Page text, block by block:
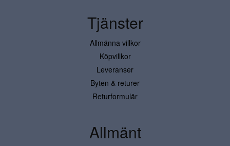
Tjänster
Allmänna villkor
Köpvillkor
Leveranser
Byten & returer
Returformulär
Allmänt